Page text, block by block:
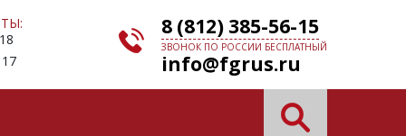
8 (812) 385-56-15
ЗВОНОК ПО РОССИИ БЕСПЛАТНЫЙ
info@fgrus.ru